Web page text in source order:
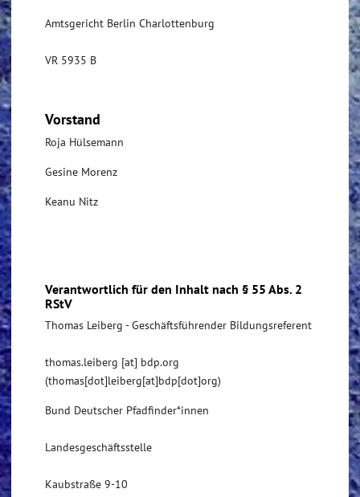
Amtsgericht Berlin Charlottenburg
VR 5935 B
Vorstand
Roja Hülsemann
Gesine Morenz
Keanu Nitz
Verantwortlich für den Inhalt nach § 55 Abs. 2
RStV
Thomas Leiberg - Geschäftsführender Bildungsreferent
thomas.leiberg [at] bdp.org
(thomas[dot]leiberg[at]bdp[dot]org)
Bund Deutscher Pfadfinder*innen
Landesgeschäftsstelle
Kaubstraße 9-10